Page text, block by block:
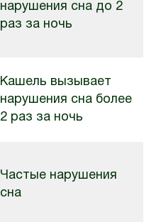
нарушения сна до 2
раз за ночь
Кашель вызывает
нарушения сна более
2 раз за ночь
Частые нарушения
сна